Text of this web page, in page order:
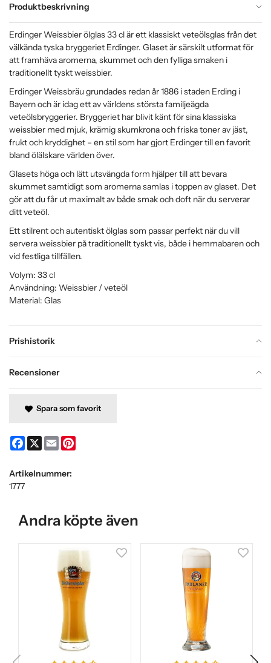
Produktbeskrivning
Prishistorik
Recensioner
Erdinger Weissbier ölglas 33 cl är ett klassiskt veteölsglas från det
välkända tyska bryggeriet Erdinger. Glaset är särskilt utformat för
att framhäva aromerna, skummet och den fylliga smaken i
traditionellt tyskt weissbier.
Erdinger Weissbräu grundades redan år 1886 i staden Erding i
Bayern och är idag ett av världens största familjeägda
veteölsbryggerier. Bryggeriet har blivit känt för sina klassiska
weissbier med mjuk, krämig skumkrona och friska toner av jäst,
frukt och kryddighet – en stil som har gjort Erdinger till en favorit
bland ölälskare världen över.
Glasets höga och lätt utsvängda form hjälper till att bevara
skummet samtidigt som aromerna samlas i toppen av glaset. Det
gör att du får ut maximalt av både smak och doft när du serverar
ditt veteöl.
Ett stilrent och autentiskt ölglas som passar perfekt när du vill
servera weissbier på traditionellt tyskt vis, både i hemmabaren och
vid festliga tillfällen.
Volym: 33 cl
Användning: Weissbier / veteöl
Material: Glas
Spara som favorit
Facebook
X Email
Artikelnummer:
1777
Andra köpte även